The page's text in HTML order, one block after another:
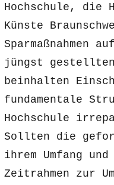
Hochschule, die
Künste
Sparmaßnahmen
jüngst gestellten
beinhalten
fundamentale
Hochschule
Sollten die
ihrem Umfang
Zeitrahmen zur